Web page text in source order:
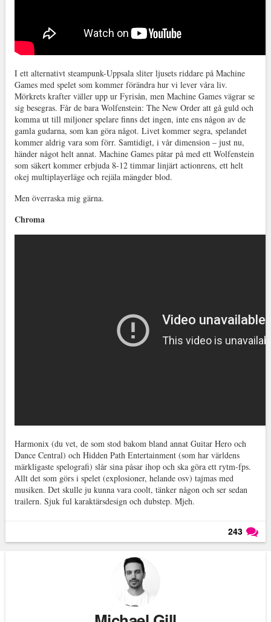
I ett alternativt steampunk-Uppsala sliter ljusets riddare på Machine
Games med spelet som kommer förändra hur vi lever våra liv.
Mörkrets krafter väller upp ur Fyrisån, men Machine Games vägrar se
sig besegras. Får de bara Wolfenstein: The New Order att gå guld och
komma ut till miljoner spelare finns det ingen, inte ens någon av de
gamla gudarna, som kan göra något. Livet kommer segra, spelandet
kommer aldrig vara som förr. Samtidigt, i vår dimension – just nu,
händer något helt annat. Machine Games påtar på med ett Wolfenstein
som säkert kommer erbjuda 8-12 timmar linjärt actionrens, ett helt
okej multiplayerläge och rejäla mängder blod.
Men överraska mig gärna.
Chroma
Harmonix (du vet, de som stod bakom bland annat Guitar Hero och
Dance Central) och Hidden Path Entertainment (som har världens
märkligaste spelografi) slår sina påsar ihop och ska göra ett rytm-fps.
Allt det som görs i spelet (explosioner, helande osv) tajmas med
musiken. Det skulle ju kunna vara coolt, tänker någon och ser sedan
trailern. Sjuk ful karaktärsdesign och dubstep. Mjeh.
243